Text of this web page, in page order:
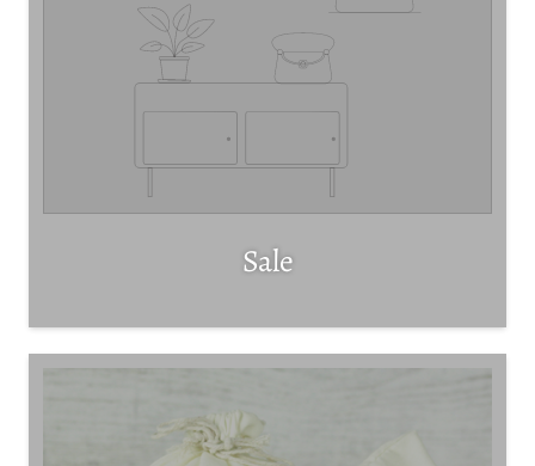
Sale